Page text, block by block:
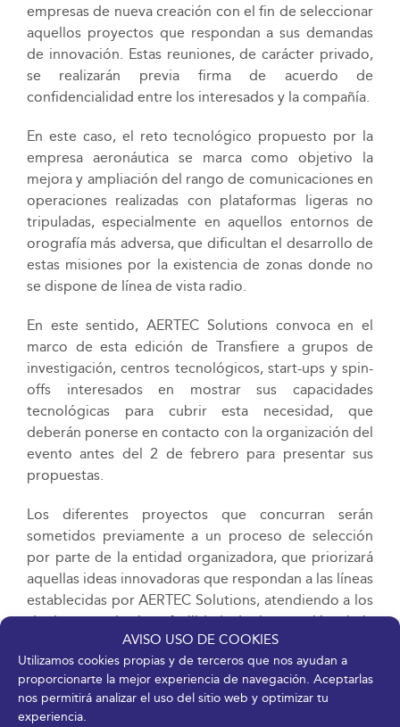
AVISO USO DE COOKIES
Utilizamos cookies propias y de terceros que nos ayudan a
proporcionarte la mejor experiencia de navegación. Aceptarlas
nos permitirá analizar el uso del sitio web y optimizar tu
experiencia.
empresas de nueva creación con el fin de seleccionar
aquellos proyectos que respondan a sus demandas
de innovación. Estas reuniones, de carácter privado,
se realizarán previa firma de acuerdo de
confidencialidad entre los interesados y la compañía.
En este caso, el reto tecnológico propuesto por la
empresa aeronáutica se marca como objetivo la
mejora y ampliación del rango de comunicaciones en
operaciones realizadas con plataformas ligeras no
tripuladas, especialmente en aquellos entornos de
orografía más adversa, que dificultan el desarrollo de
estas misiones por la existencia de zonas donde no
se dispone de línea de vista radio.
En este sentido, AERTEC Solutions convoca en el
marco de esta edición de Transfiere a grupos de
investigación, centros tecnológicos, start-ups y spin-
offs interesados en mostrar sus capacidades
tecnológicas para cubrir esta necesidad, que
deberán ponerse en contacto con la organización del
evento antes del 2 de febrero para presentar sus
propuestas.
Los diferentes proyectos que concurran serán
sometidos previamente a un proceso de selección
por parte de la entidad organizadora, que priorizará
aquellas ideas innovadoras que respondan a las líneas
establecidas por AERTEC Solutions, atendiendo a los
siguientes criterios: facilidad de integración, baja
complejidad en el despliegue, menor relación entre
el coste, el peso y consumo posible, seguridad de los
datos y fiabilidad del enlace, así como la longitud
máxima de alcance. Además de su disposición a